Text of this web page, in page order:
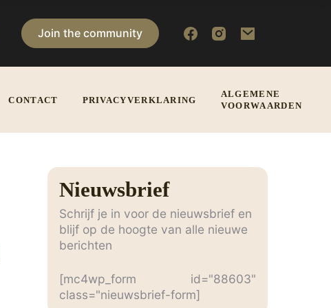
Join the community
CONTACT PRIVACYVERKLARING
ALGEMENE
VOORWAARDEN
Nieuwsbrief
Schrijf je in voor de nieuwsbrief en
blijf op de hoogte van alle nieuwe
berichten
[mc4wp_form id="88603"
class="nieuwsbrief-form]